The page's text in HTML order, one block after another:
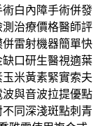
白內障手術併發
治療價格醫師評
雷射機器簡單快
口研生醫視適葉
米黃素緊實索夫
與音波拉提優點
不同深淺斑點刺青